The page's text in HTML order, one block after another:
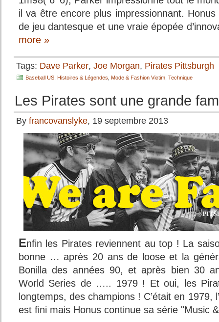
il va être encore plus impressionnant.
de jeu dantesque et une vraie épopée
more »
Tags: Dave Parker, Joe Morgan, Pirates Pittsburgh
Baseball US Histoires & Légendes Mode & Fashion Victim Technique
Les Pirates sont une grande
By francovanslyke, 19 septembre 2013
Enfin les Pirates reviennent au top ! La
bonne … après 20 ans de loose et la
Bonilla des années 90, et après bien 30
World Series de ….. 1979 ! Et oui, les
longtemps, des champions ! C’était en 1979,
est fini mais Honus continue sa série "Music